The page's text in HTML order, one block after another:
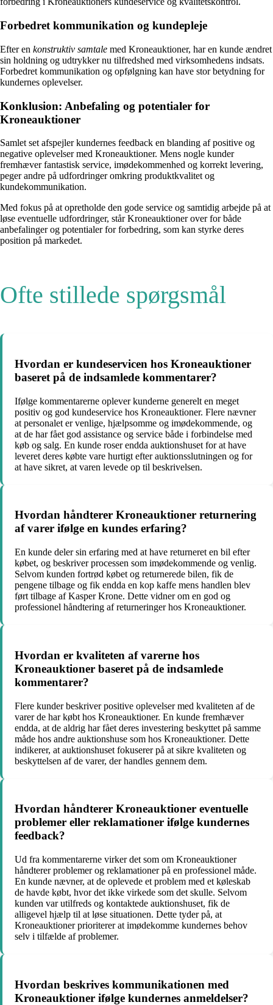
Forbedret kommunikation og kundepleje
Efter en konstruktiv samtale med Kroneauktioner, har en kunde ændret
sin holdning og udtrykker nu tilfredshed med virksomhedens indsats.
Forbedret kommunikation og opfølgning kan have stor betydning for
kundernes oplevelser.
Konklusion: Anbefaling og potentialer for
Kroneauktioner
Samlet set afspejler kundernes feedback en blanding af positive og
negative oplevelser med Kroneauktioner. Mens nogle kunder
fremhæver fantastisk service, imødekommenhed og korrekt levering,
peger andre på udfordringer omkring produktkvalitet og
kundekommunikation.
Med fokus på at opretholde den gode service og samtidig arbejde på at
løse eventuelle udfordringer, står Kroneauktioner over for både
anbefalinger og potentialer for forbedring, som kan styrke deres
position på markedet.
Ofte stillede spørgsmål
Hvordan er kundeservicen hos Kroneauktioner
baseret på de indsamlede kommentarer?
Ifølge kommentarerne oplever kunderne generelt en meget
positiv og god kundeservice hos Kroneauktioner. Flere nævner
at personalet er venlige, hjælpsomme og imødekommende, og
at de har fået god assistance og service både i forbindelse med
køb og salg. En kunde roser endda auktionshuset for at have
leveret deres købte vare hurtigt efter auktionsslutningen og for
at have sikret, at varen levede op til beskrivelsen.
Hvordan håndterer Kroneauktioner returnering
af varer ifølge en kundes erfaring?
En kunde deler sin erfaring med at have returneret en bil efter
købet, og beskriver processen som imødekommende og venlig.
Selvom kunden fortrød købet og returnerede bilen, fik de
pengene tilbage og fik endda en kop kaffe mens handlen blev
ført tilbage af Kasper Krone. Dette vidner om en god og
professionel håndtering af returneringer hos Kroneauktioner.
Hvordan er kvaliteten af varerne hos
Kroneauktioner baseret på de indsamlede
kommentarer?
Flere kunder beskriver positive oplevelser med kvaliteten af de
varer de har købt hos Kroneauktioner. En kunde fremhæver
endda, at de aldrig har fået deres investering beskyttet på samme
måde hos andre auktionshuse som hos Kroneauktioner. Dette
indikerer, at auktionshuset fokuserer på at sikre kvaliteten og
beskyttelsen af de varer, der handles gennem dem.
Hvordan håndterer Kroneauktioner eventuelle
problemer eller reklamationer ifølge kundernes
feedback?
Ud fra kommentarerne virker det som om Kroneauktioner
håndterer problemer og reklamationer på en professionel måde.
En kunde nævner, at de oplevede et problem med et køleskab
de havde købt, hvor det ikke virkede som det skulle. Selvom
kunden var utilfreds og kontaktede auktionshuset, fik de
alligevel hjælp til at løse situationen. Dette tyder på, at
Kroneauktioner prioriterer at imødekomme kundernes behov
selv i tilfælde af problemer.
Hvordan beskrives kommunikationen med
Kroneauktioner ifølge kundernes anmeldelser?